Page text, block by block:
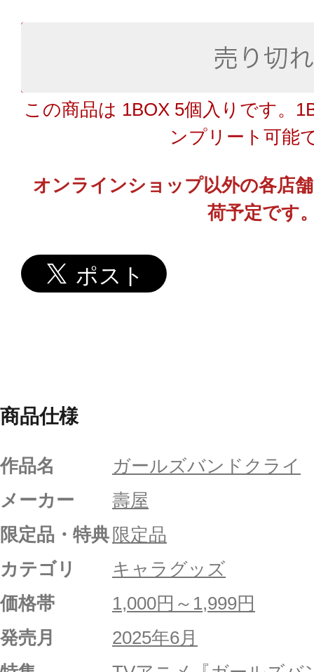
この商品は 1BOX 5個入りです。
ンプリート可能
オンラインショップ以外の各店
荷予定です
商品仕様
作品名
ガールズバンドクライ
メーカー
壽屋
限定品・特典 限定品
カテゴリ
キャラグッズ
価格帯
1,000円～1,999円
発売月
2025年6月